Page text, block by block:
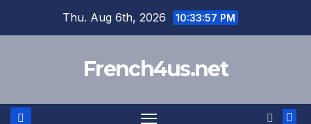
Thu. Aug 6th, 2026 10:33:58 PM
French4us.net